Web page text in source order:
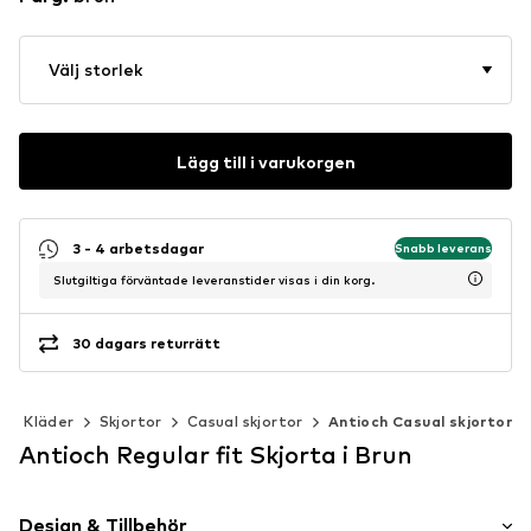
Välj storlek
Lägg till i varukorgen
3 - 4 arbetsdagar Snabb leverans
Slutgiltiga förväntade leveranstider visas i din korg.
30 dagars returrätt
Kläder Skjortor Casual skjortor Antioch Casual skjortor
Antioch Regular fit Skjorta i Brun
Design & Tillbehör